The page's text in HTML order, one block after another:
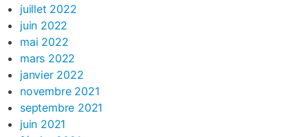
juillet 2022
juin 2022
mai 2022
mars 2022
janvier 2022
novembre 2021
septembre 2021
juin 2021